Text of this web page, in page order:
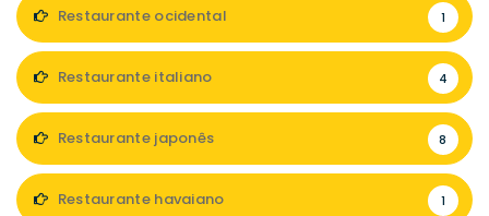
Restaurante ocidental 1
Restaurante italiano 4
Restaurante japonês 8
Restaurante havaiano 1